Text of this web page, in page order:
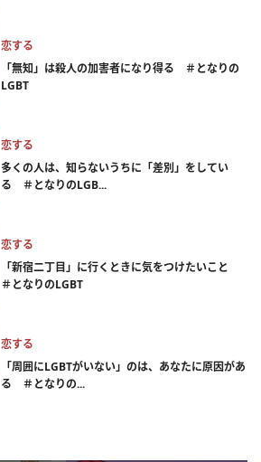
恋する
「無知」は殺人の加害者になり得る ＃となりの
LGBT
恋する
多くの人は、知らないうちに「差別」をしてい
る ＃となりのLGB...
恋する
「新宿二丁目」に行くときに気をつけたいこと
＃となりのLGBT
恋する
「周囲にLGBTがいない」のは、あなたに原因があ
る ＃となりの...